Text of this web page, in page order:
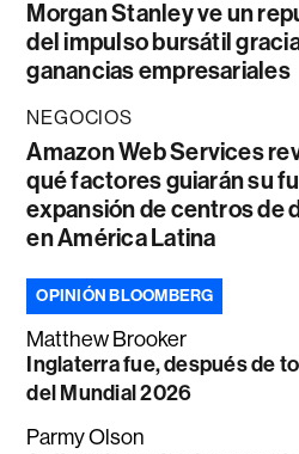
Morgan Stanley ve un
del impulso bursátil
ganancias empresariales
NEGOCIOS
Amazon Web Services
qué factores guiarán su
expansión de centros de
en América Latina
OPINIÓN BLOOMBERG
Matthew Brooker
Inglaterra fue, después de
del Mundial 2026
Parmy Olson